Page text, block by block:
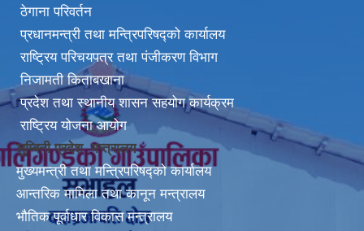
ठेगाना परिवर्तन
प्रधानमन्त्री तथा मन्त्रिपरिषद्को कार्यालय
राष्ट्रिय परिचयपत्र तथा पंजीकरण विभाग
निजामती किताबखाना
प्रदेश तथा स्थानीय शासन सहयोग कार्यक्रम
राष्ट्रिय योजना आयोग
लुम्बिनी प्रदेश मन्त्रालय
मुख्यमन्त्री तथा मन्त्रिपरिषद्को कार्यालय
आन्तरिक मामिला तथा कानून मन्त्रालय
भौतिक पूर्वाधार विकास मन्त्रालय